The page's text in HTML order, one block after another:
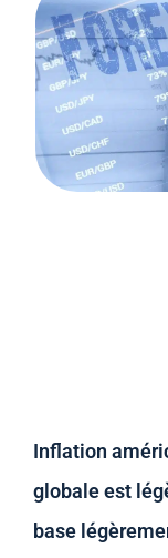
Inflation
globale est
base